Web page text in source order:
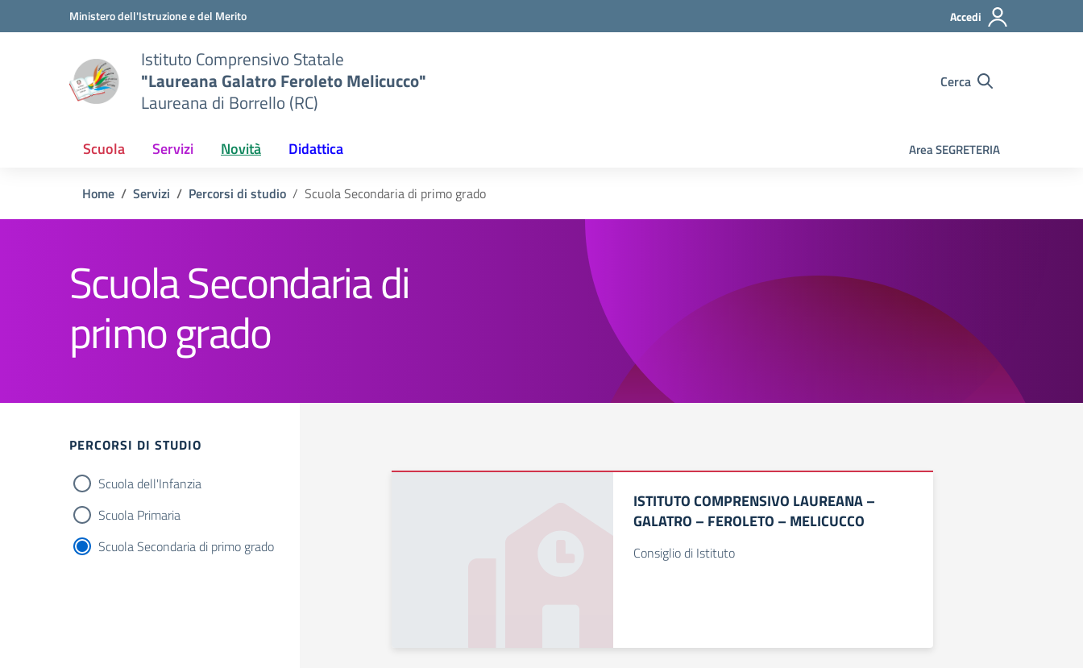
Vai ai contenuti
Vai al menu di navigazioneMinistero dell'Istruzione e del Merito Accedi
Istituto Comprensivo Statale
"Laureana Galatro Feroleto Melicucco"
Laureana di Borrello (RC)
Cerca
Scuola Servizi Novità Didattica Area SEGRETERIA
Home Servizi Percorsi di studio Scuola Secondaria di primo grado
Scuola Secondaria di
primo grado
Filtri
PERCORSI DI STUDIO
Scuola dell'Infanzia
Scuola Primaria
Scuola Secondaria di primo grado
ISTITUTO COMPRENSIVO LAUREANA –
GALATRO – FEROLETO – MELICUCCO
Consiglio di Istituto